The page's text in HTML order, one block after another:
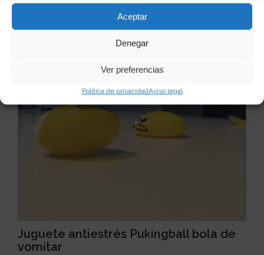
Aceptar
Denegar
Ver preferencias
Política de privacidadAviso legal
Juguete antiestrés Pukingball bola de
vomitar